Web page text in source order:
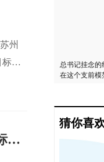
州
公
三峡能源河曲100MW光伏+储能发电EPC项目中标候选人公示
总书记挂念的
在这个支前模
猜你喜